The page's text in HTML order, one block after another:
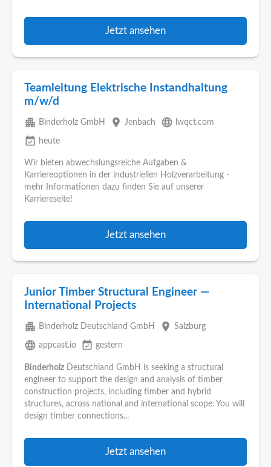
Jetzt ansehen
Teamleitung Elektrische Instandhaltung
m/w/d
apartment Binderholz GmbH place Jenbach language lwqct.com
event_available heute
Wir bieten abwechslungsreiche Aufgaben &
Karriereoptionen in der industriellen Holzverarbeitung -
mehr Informationen dazu finden Sie auf unserer
Karriereseite!
Jetzt ansehen
Junior Timber Structural Engineer —
International Projects
apartment Binderholz Deutschland GmbH place Salzburg
language appcast.io event_available gestern
Binderholz Deutschland GmbH is seeking a structural
engineer to support the design and analysis of timber
construction projects, including timber and hybrid
structures, across national and international scope. You will
design timber connections...
Jetzt ansehen